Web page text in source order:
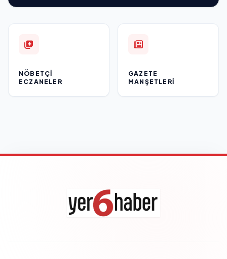
NÖBETÇI
ECZANELER
GAZETE
MANŞETLERI